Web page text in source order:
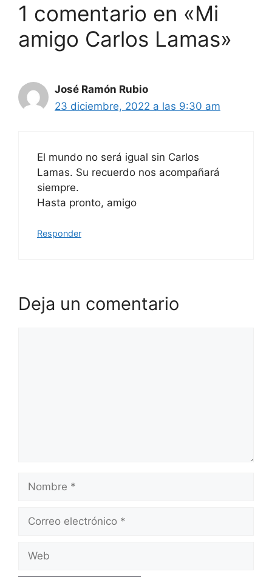
1 comentario en «Mi
amigo Carlos Lamas»
José Ramón Rubio
23 diciembre, 2022 a las 9:30 am
El mundo no será igual sin Carlos
Lamas. Su recuerdo nos acompañará
siempre.
Hasta pronto, amigo
Responder
Deja un comentario
electrónico